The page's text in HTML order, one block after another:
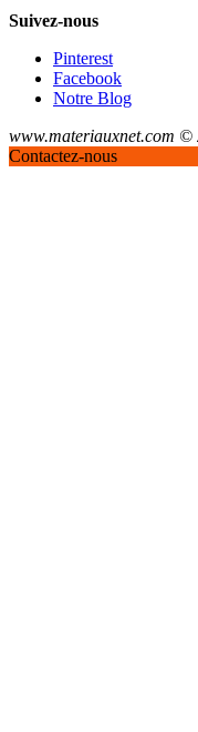
Suivez-nous
Pinterest
Facebook
Notre Blog
www.materiauxnet.com ©
Contactez-nous